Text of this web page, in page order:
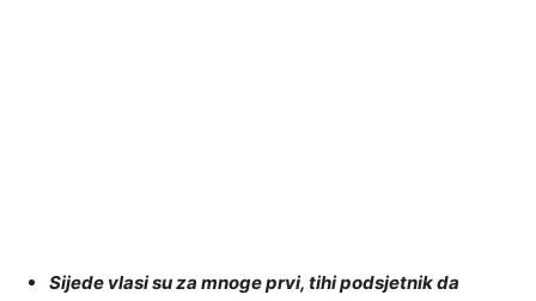
Sijede vlasi su za mnoge prvi, tihi podsjetnik da